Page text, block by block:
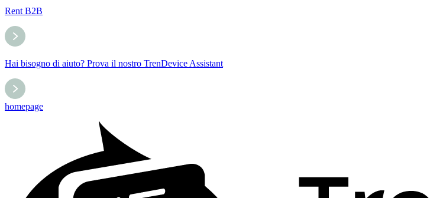
Rent B2B
Hai bisogno di aiuto? Prova il nostro TrenDevice Assistant
homepage